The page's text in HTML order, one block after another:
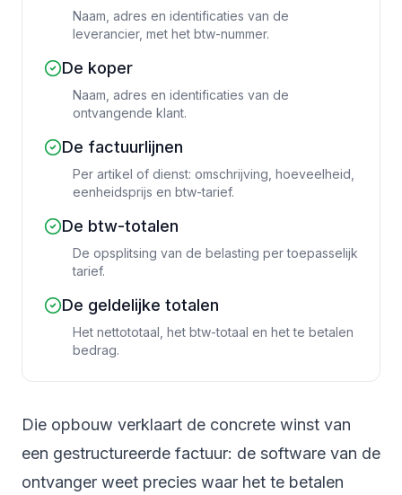
Naam, adres en identificaties van de
leverancier, met het btw-nummer.
De koper
Naam, adres en identificaties van de
ontvangende klant.
De factuurlijnen
Per artikel of dienst: omschrijving, hoeveelheid,
eenheidsprijs en btw-tarief.
De btw-totalen
De opsplitsing van de belasting per toepasselijk
tarief.
De geldelijke totalen
Het nettototaal, het btw-totaal en het te betalen
bedrag.
Die opbouw verklaart de concrete winst van
een gestructureerde factuur: de software van de
ontvanger weet precies waar het te betalen